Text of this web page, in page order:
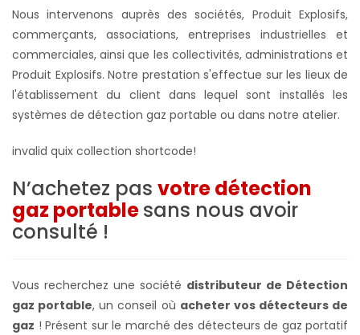
Nous intervenons auprès des sociétés, Produit Explosifs,
commerçants, associations, entreprises industrielles et
commerciales, ainsi que les collectivités, administrations et
Produit Explosifs. Notre prestation s'effectue sur les lieux de
l'établissement du client dans lequel sont installés les
systèmes de détection gaz portable ou dans notre atelier.
invalid quix collection shortcode!
N’achetez pas votre détection
gaz portablesans nous avoir
consulté !
Vous recherchez une société distributeur de Détection
gaz portable, un conseil où acheter vos détecteurs de
gaz ! Présent sur le marché des détecteurs de gaz portatif